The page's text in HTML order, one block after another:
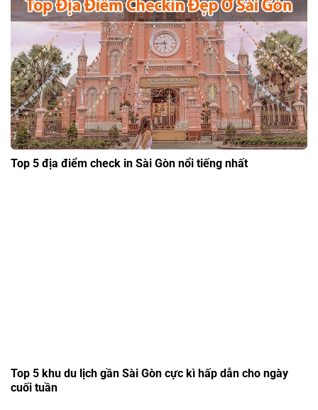
Top 5 địa điểm check in Sài Gòn nổi tiếng nhất
Top 5 khu du lịch gần Sài Gòn cực kì hấp dẫn cho ngày
cuối tuần